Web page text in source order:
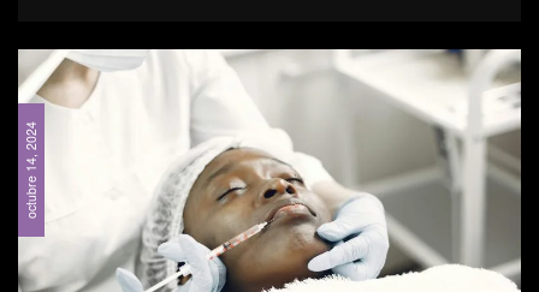
octubre 14, 2024